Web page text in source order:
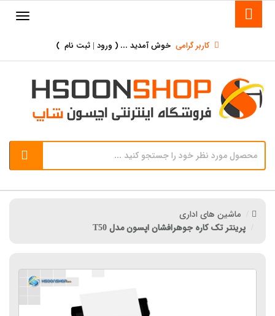
کاربر گرامی خوش آمدید ... ( ورود | ثبت نام )
ماشین های اداری
پرینتر تک کاره جوهرافشان اپسون مدل T50